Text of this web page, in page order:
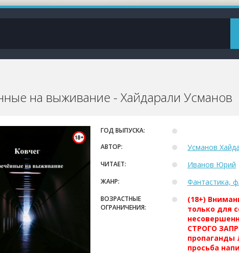
на выживание - Хайдарали Усманов
ГОД ВЫПУСКА:
АВТОР:
Усманов
ЧИТАЕТ: Иванов Юрий
ЖАНР: Фантастика,
ВОЗРАСТНЫЕ
ОГРАНИЧЕНИЯ:
(18+)
только для
СТРОГО
пропаганды
просьба